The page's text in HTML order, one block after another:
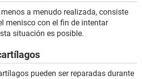
a menudo realizada, consiste
menisco con el fin de intentar
situación es posible.
pueden ser reparadas durante